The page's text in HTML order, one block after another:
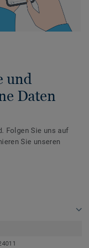
und
Daten
Folgen Sie uns auf
Sie unseren